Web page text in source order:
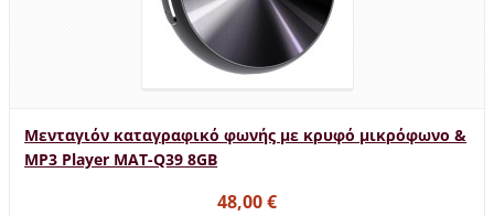
Μενταγιόν καταγραφικό φωνής με κρυφό μικρόφωνο &
MP3 Player MAT-Q39 8GB
48,00 €